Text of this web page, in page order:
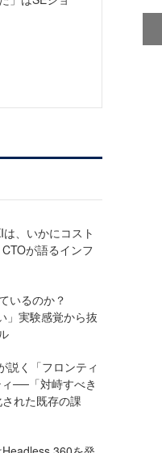
、いかにコスト
が語るインフ
いるのか？
」実験感覚から抜
説く「フロンティ
──「対峙すべき
れた既存の課